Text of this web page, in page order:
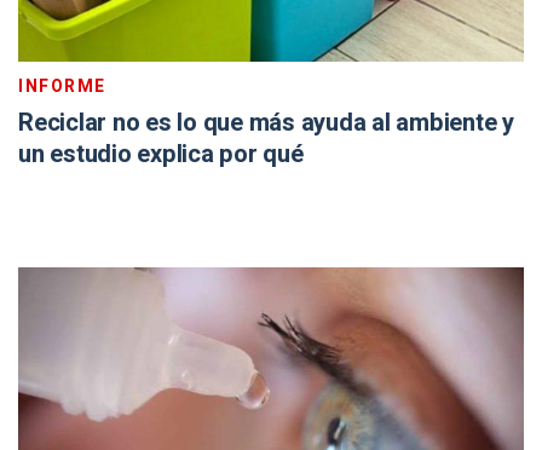
INFORME
Reciclar no es lo que más ayuda al ambiente y
un estudio explica por qué